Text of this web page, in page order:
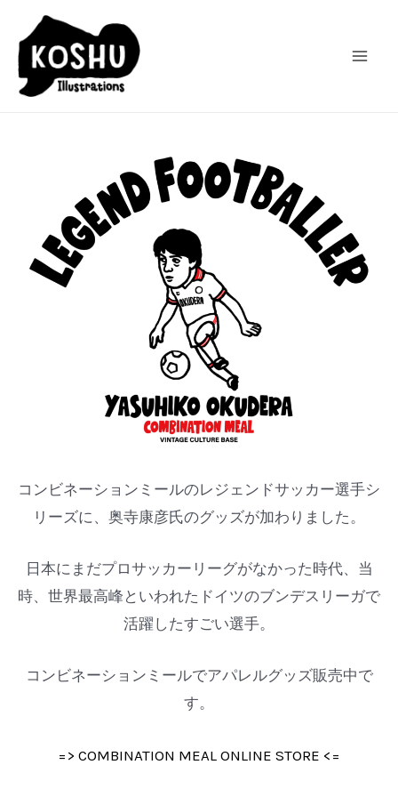
コンビネーションミールのレジェンドサッカー選手シ
リーズに、奥寺康彦氏のグッズが加わりました。
日本にまだプロサッカーリーグがなかった時代、当
時、世界最高峰といわれたドイツのブンデスリーガで
活躍したすごい選手。
コンビネーションミールでアパレルグッズ販売中で
す。
=> COMBINATION MEAL ONLINE STORE <=